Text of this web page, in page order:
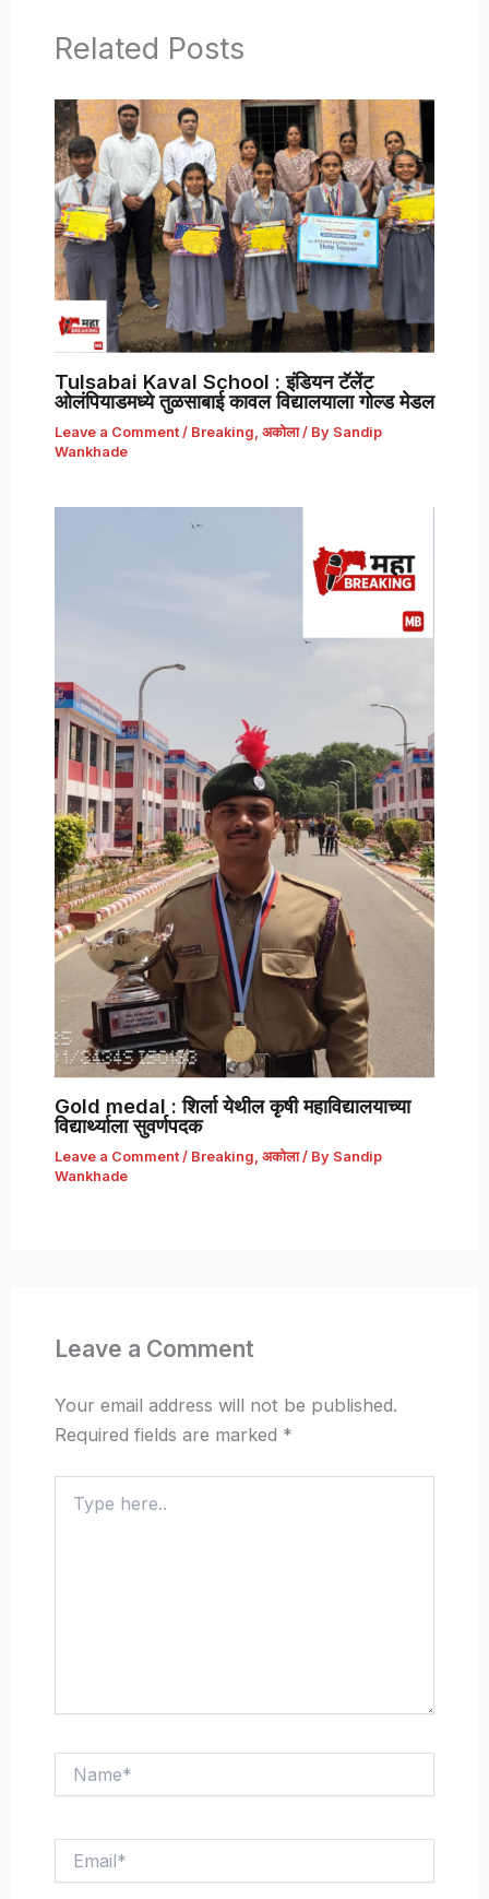
Related Posts
Tulsabai Kaval School : इंडियन टॅलेंट
ओलंपियाडमध्ये तुळसाबाई कावल विद्यालयाला गोल्ड मेडल
Leave a Comment / Breaking अकोला/ By Sandip
Wankhade
Gold medal : शिर्ला येथील कृषी महाविद्यालयाच्या
विद्यार्थ्याला सुवर्णपदक
Leave a Comment / Breaking, अकोला/ By Sandip
Wankhade
Leave a Comment
Your email address will not be published.
Required fields are marked *
here..